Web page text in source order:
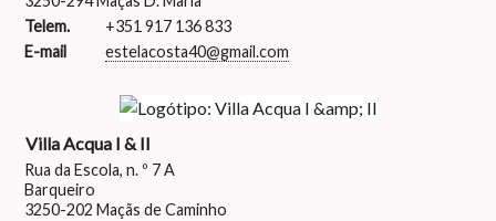
Telem.
+351 917 136 833
E-mail
estelacosta40@gmail.com
Villa Acqua I & II
Rua da Escola, n. º 7 A
Barqueiro
3250-202 Maçãs de Caminho